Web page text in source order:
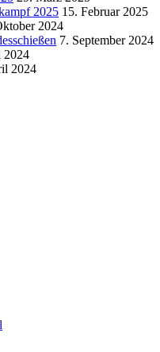
2025 15. Februar 2025
2024
7. September 2024
2024
2024